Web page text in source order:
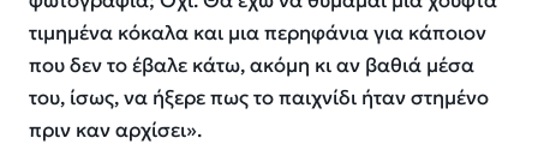
τιμημένα κόκαλα και μια περηφάνια για κάποιον
που δεν το έβαλε κάτω, ακόμη κι αν βαθιά μέσα
του, ίσως, να ήξερε πως το παιχνίδι ήταν στημένο
πριν καν αρχίσει».